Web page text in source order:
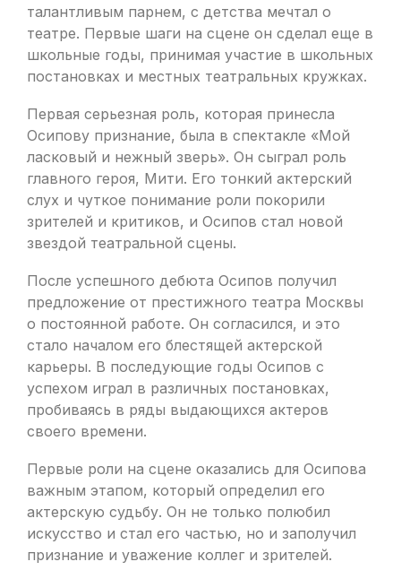
талантливым парнем, с детства мечтал о
театре. Первые шаги на сцене он сделал еще в
школьные годы, принимая участие в школьных
постановках и местных театральных кружках.
Первая серьезная роль, которая принесла
Осипову признание, была в спектакле «Мой
ласковый и нежный зверь». Он сыграл роль
главного героя, Мити. Его тонкий актерский
слух и чуткое понимание роли покорили
зрителей и критиков, и Осипов стал новой
звездой театральной сцены.
После успешного дебюта Осипов получил
предложение от престижного театра Москвы
о постоянной работе. Он согласился, и это
стало началом его блестящей актерской
карьеры. В последующие годы Осипов с
успехом играл в различных постановках,
пробиваясь в ряды выдающихся актеров
своего времени.
Первые роли на сцене оказались для Осипова
важным этапом, который определил его
актерскую судьбу. Он не только полюбил
искусство и стал его частью, но и заполучил
признание и уважение коллег и зрителей.